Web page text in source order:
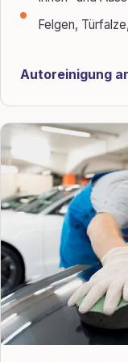
Felgen,
Autoreinigung